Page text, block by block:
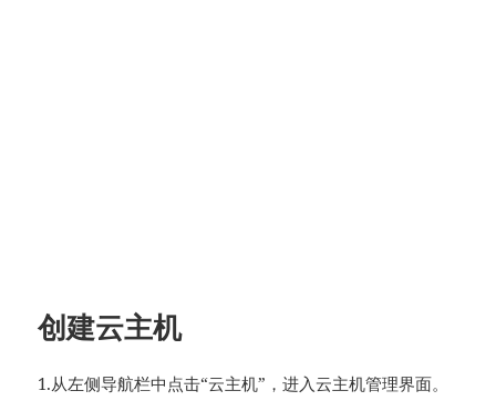
创建云主机
1.从左侧导航栏中点击“云主机”，进入云主机管理界面。